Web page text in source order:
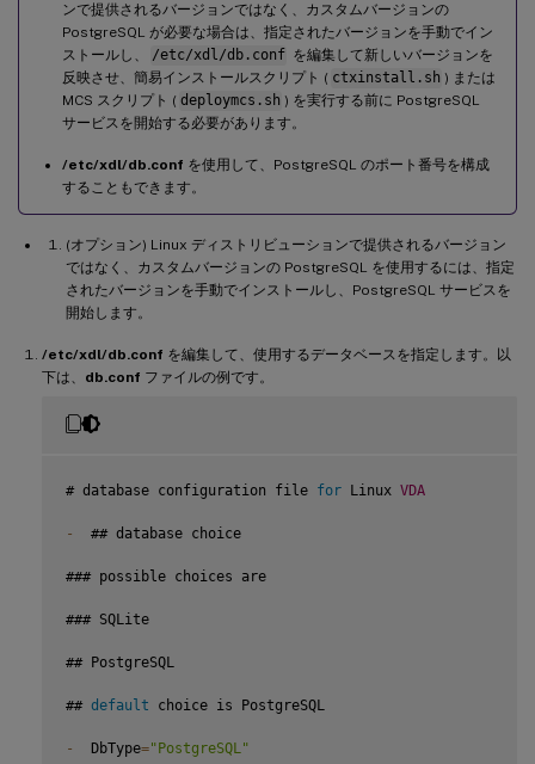
ンで提供されるバージョンではなく、カスタムバージョンの
PostgreSQL が必要な場合は、指定されたバージョンを手動でイン
ストールし、
/etc/xdl/db.conf を編集して新しいバージョンを
反映させ、簡易インストールスクリプト ( ctxinstall.sh ) または
MCS スクリプト ( deploymcs.sh ) を実行する前に PostgreSQL
サービスを開始する必要があります。
/etc/xdl/db.conf を使用して、PostgreSQL のポート番号を構成
することもできます。
(オプション) Linux ディストリビューションで提供されるバージョン
ではなく、カスタムバージョンの PostgreSQL を使用するには、指定
されたバージョンを手動でインストールし、PostgreSQL サービスを
開始します。
/etc/xdl/db.conf を編集して、使用するデータベースを指定します。以
下は、 db.conf ファイルの例です。
# database configuration file for Linux VDA
-
  ## database choice
### possible choices are
### SQLite
## PostgreSQL
## default choice is PostgreSQL
-
  DbType
="PostgreSQL"